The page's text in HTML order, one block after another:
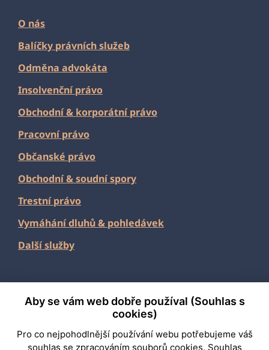
O nás
Balíčky právních služeb
Odměna advokáta
Insolvenční právo
Obchodní& korporátní právo
Pracovní právo
Občanské právo
Obchodní & soudní spory
Trestní právo
Vymáhání dluhů & pohledávek
Další služby
2026 Fabian & Partners
PřipravilaPORTA
Aby se vám web dobře používal (Souhlas s
cookies)
Pro co nejpohodlnější používání webu potřebujeme váš
souhlas se zpracováním souborů cookies. Souhlas